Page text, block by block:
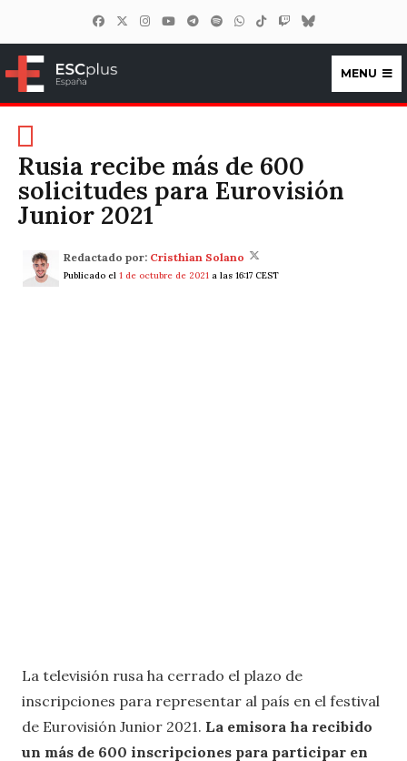
ESCplus España
MENU
Rusia recibe más de 600
solicitudes para Eurovisión
Junior 2021
Redactado por: Cristhian Solano
Publicado el 1 de octubre de 2021 a las 16:17 CEST
La televisión rusa ha cerrado el plazo de
inscripciones para representar al país en el festival
de Eurovisión Junior 2021. La emisora ha recibido
un más de 600 inscripciones para participar en